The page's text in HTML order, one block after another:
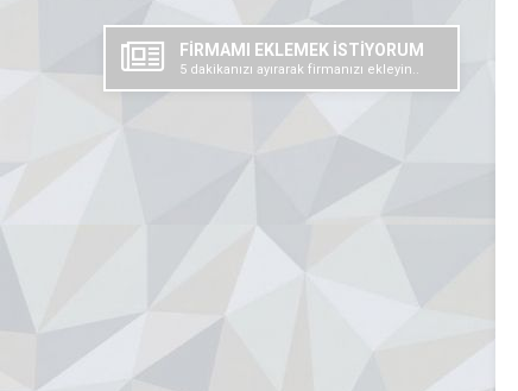
FİRMAMI EKLEMEK İSTİYORUM
5 dakikanızı ayırarak firmanızı ekleyin..